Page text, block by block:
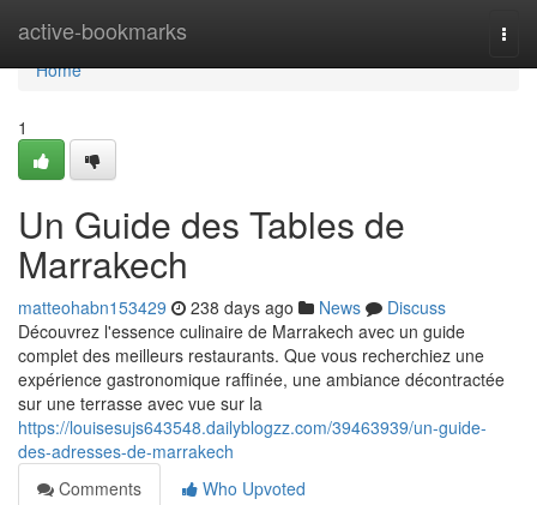
active-bookmarks
Home
Home
1
Un Guide des Tables de
Marrakech
matteohabn153429 238 days ago News
Discuss
Découvrez l'essence culinaire de Marrakech avec un guide
complet des meilleurs restaurants. Que vous recherchiez une
expérience gastronomique raffinée, une ambiance décontractée
sur une terrasse avec vue sur la
https://louisesujs643548.dailyblogzz.com/39463939/un-guide-
des-adresses-de-marrakech
Comments
Who Upvoted